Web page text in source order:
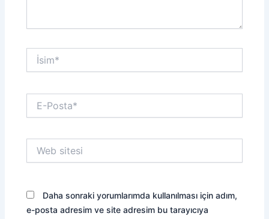
İsim*
Posta*
sitesi
Daha sonraki yorumlarımda kullanılması için adım,
e-posta adresim ve site adresim bu tarayıcıya